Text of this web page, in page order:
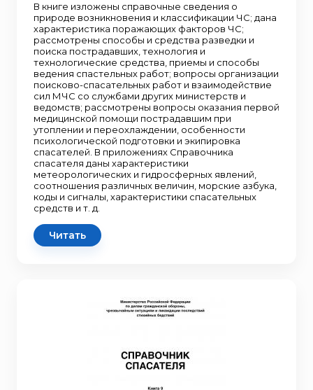
В книге изложены справочные сведения о
природе возникновения и классификации ЧС; дана
характеристика поражающих факторов ЧС;
рассмотрены способы и средства разведки и
поиска пострадавших, технология и
технологические средства, приемы и способы
ведения спастельных работ; вопросы организации
поисково-спасательных работ и взаимодействие
сил МЧС со службами других министерств и
ведомств; рассмотрены вопросы оказания первой
медицинской помощи пострадавшим при
утоплении и переохлаждении, особенности
психологической подготовки и экипировка
спасателей. В приложениях Справочника
спасателя даны характеристики
метеорологических и гидросферных явлений,
соотношения различных величин, морские азбука,
коды и сигналы, характеристики спасательных
средств и т. д.
Читать